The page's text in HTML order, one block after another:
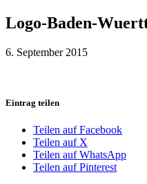
Logo-Baden-
6. September 2015
Eintrag teilen
Teilen auf Facebook
Teilen auf X
Teilen auf WhatsApp
Teilen auf Pinterest